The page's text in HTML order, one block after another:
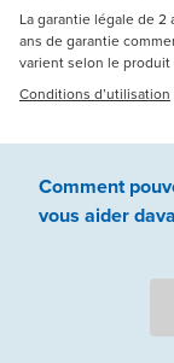
La garantie légale de 2
ans de garantie
varient selon le
Conditions d’utilisation
Comment
vous aider